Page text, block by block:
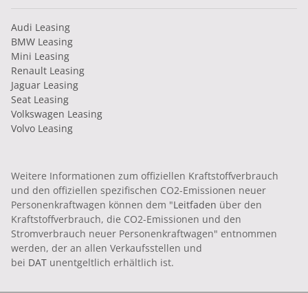
Audi Leasing
BMW Leasing
Mini Leasing
Renault Leasing
Jaguar Leasing
Seat Leasing
Volkswagen Leasing
Volvo Leasing
Weitere Informationen zum offiziellen Kraftstoffverbrauch
und den offiziellen spezifischen CO2-Emissionen neuer
Personenkraftwagen können dem "Leitfaden über den
Kraftstoffverbrauch, die CO2-Emissionen und den
Stromverbrauch neuer Personenkraftwagen" entnommen
werden, der an allen Verkaufsstellen und
bei DAT unentgeltlich erhältlich ist.